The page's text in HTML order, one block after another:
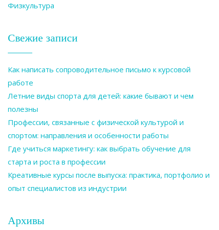
Физкультура
Свежие записи
Как написать сопроводительное письмо к курсовой
работе
Летние виды спорта для детей: какие бывают и чем
полезны
Профессии, связанные с физической культурой и
спортом: направления и особенности работы
Где учиться маркетингу: как выбрать обучение для
старта и роста в профессии
Креативные курсы после выпуска: практика, портфолио и
опыт специалистов из индустрии
Архивы